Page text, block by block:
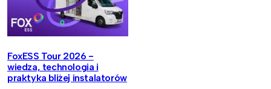
FoxESS Tour 2026 -
wiedza, technologia i
praktyka bliżej instalatorów